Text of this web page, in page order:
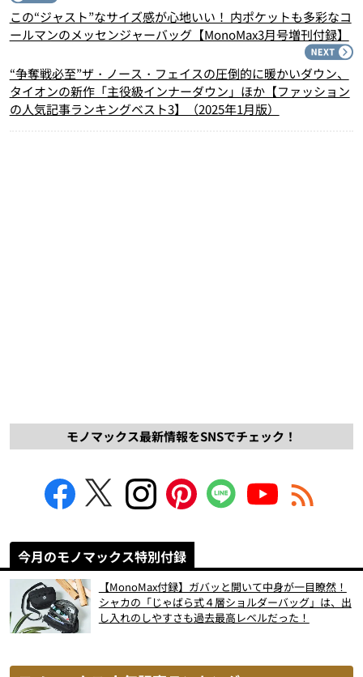
この“ジャスト”なサイズ感が心地いい！ 内ポケットも多彩なコ
ールマンのメッセンジャーバッグ【MonoMax3月号増刊付録】
“争奪戦必至”ザ・ノース・フェイスの圧倒的に暖かいダウン、
タイオンの新作「主役級インナーダウン」ほか【ファッション
の人気記事ランキングベスト3】（2025年1月版）
モノマックス最新情報をSNSでチェック！
今月のモノマックス特別付録
【MonoMax付録】ガバッと開いて中身が一目瞭然！
シャカの「じゃばら式４層ショルダーバッグ」は、出
し入れのしやすさも過去最高レベルだった！